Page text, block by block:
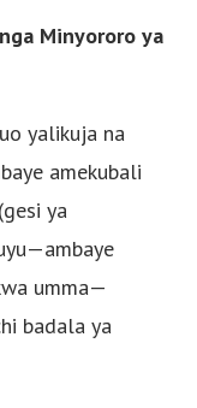
Minyororo ya
yalikuja na
amekubali
ya
umma—
badala ya